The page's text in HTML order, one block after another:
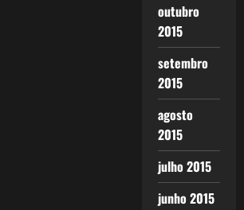
outubro
2015
setembro
2015
agosto
2015
julho 2015
junho 2015